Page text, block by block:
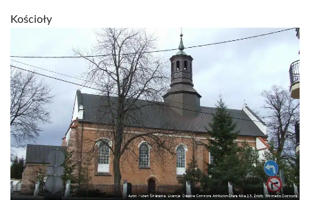
Kościoły